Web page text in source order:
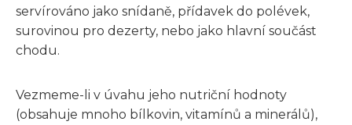
servírováno jako snídaně, přídavek do polévek,
surovinou pro dezerty, nebo jako hlavní součást
chodu.
Vezmeme-li v úvahu jeho nutriční hodnoty
(obsahuje mnoho bílkovin, vitamínů a minerálů),